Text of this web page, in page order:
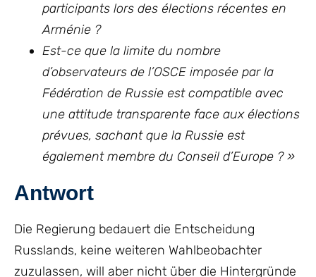
participants lors des élections récentes en
Arménie ?
Est-ce que la limite du nombre
d’observateurs de l’OSCE imposée par la
Fédération de Russie est compatible avec
une attitude transparente face aux élections
prévues, sachant que la Russie est
également membre du Conseil d’Europe ? »
Antwort
Die Regierung bedauert die Entscheidung
Russlands, keine weiteren Wahlbeobachter
zuzulassen, will aber nicht über die Hintergründe